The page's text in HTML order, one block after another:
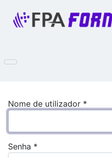
Nome de utilizador *
Senha *